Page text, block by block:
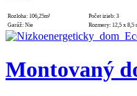
Rozloha: 106,25m² Počet izieb: 3
Garáž: Nie Rozmery: 12,5 x 8,5
Montovaný